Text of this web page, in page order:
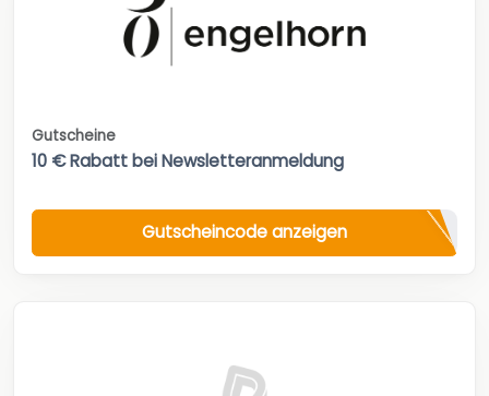
Gutscheine
10 € Rabatt bei Newsletteranmeldung
Gutscheincode anzeigen